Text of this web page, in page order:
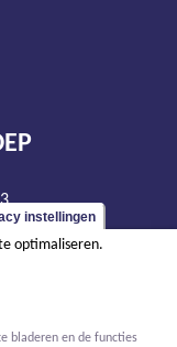
instellingen
optimaliseren.
bladeren en de functies